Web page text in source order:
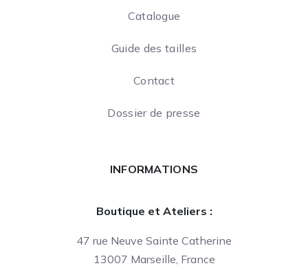
Catalogue
Guide des tailles
Contact
Dossier de presse
INFORMATIONS
Boutique et Ateliers :
47 rue Neuve Sainte Catherine
13007 Marseille, France